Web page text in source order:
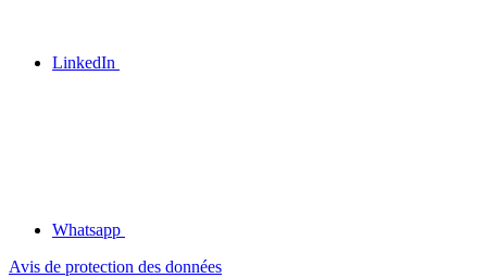
LinkedIn
Whatsapp
Avis de protection des données